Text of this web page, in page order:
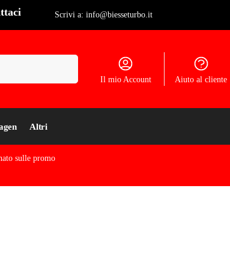
Scrivi a: info@biesseturbo.it
Il mio Account Aiuto al cliente
Altri
sulle promo